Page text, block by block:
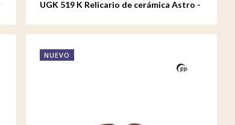
UGK 519 K Relicario de cerámica Astro -
NUEVO